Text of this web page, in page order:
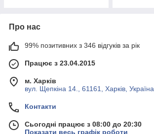
Про нас
99% позитивних з 346 відгуків за рік
Працює з 23.04.2015
м. Харків
вул. Щепкіна 14., 61161, Харків, Україна
Контакти
Сьогодні працює з 08:00 до 20:30
Показати весь графік роботи